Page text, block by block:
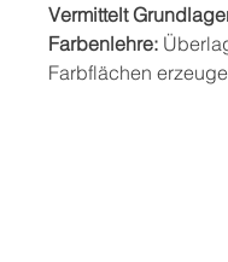
Vermittelt
Farbenlehre:
Farbflächen